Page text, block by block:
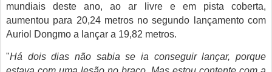
mundiais deste ano, ao ar livre e em pista coberta,
aumentou para 20,24 metros no segundo lançamento com
Auriol Dongmo a lançar a 19,82 metros.
"Há dois dias não sabia se ia conseguir lançar, porque